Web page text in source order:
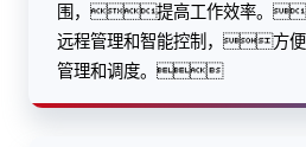
围，提高工作效率。
远程管理和智能控制，方便
管理和调度。